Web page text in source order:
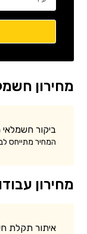
מחירון
ביקור
המחיר מתייחס
מחירון
איתור תקלת